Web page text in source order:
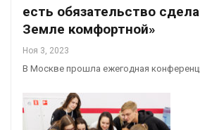
есть обязательство
Земле комфортной»
Ноя 3, 2023
В Москве прошла ежегодная